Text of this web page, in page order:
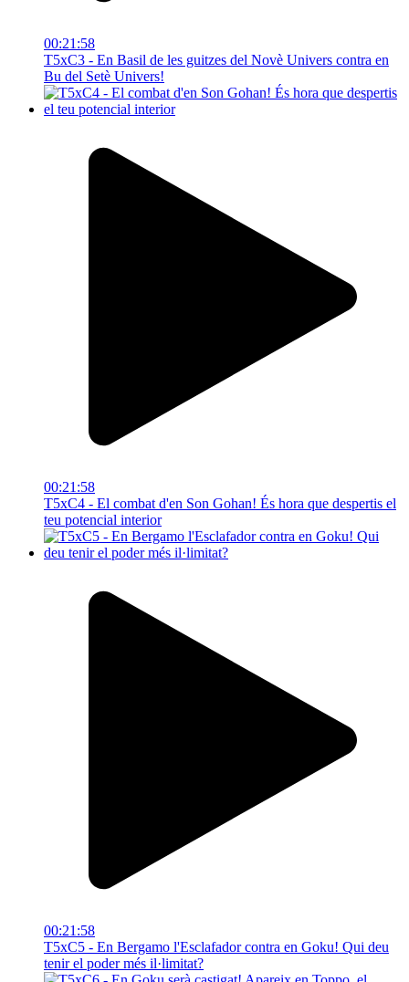
00:21:58
T5xC3 - En Basil de les guitzes del Novè Univers contra en
Bu del Setè Univers!
00:21:58
T5xC4 - El combat d'en Son Gohan! És hora que despertis el
teu potencial interior
00:21:58
T5xC5 - En Bergamo l'Esclafador contra en Goku! Qui deu
tenir el poder més il·limitat?